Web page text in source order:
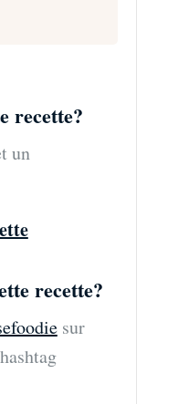
recette?
un
recette?
sur